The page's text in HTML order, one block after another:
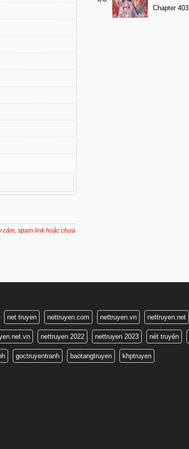
cảm, spam link hoặc chưa
Chapter 403
net truyen nettruyen.com nettruyen.vn nettruyen.net
nettruyen 2022 nettruyen 2023 nét truyện
goctruyentranh baotangtruyen khptruyen